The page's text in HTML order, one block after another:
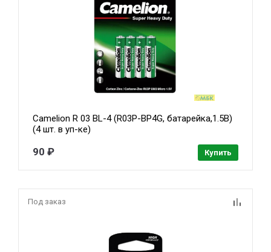
Camelion R 03 BL-4 (R03P-BP4G, батарейка,1.5В)
(4 шт. в уп-ке)
90 ₽ Купить
Под заказ